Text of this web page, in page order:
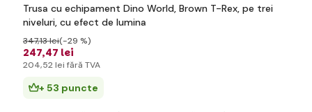
Trusa cu echipament Dino World, Brown T-Rex, pe trei
niveluri, cu efect de lumina
247,47 lei
347,13 lei(-29 %)
204,52 lei fără TVA
+ 53 puncte